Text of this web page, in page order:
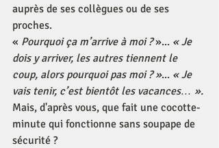
auprès de ses collègues ou de ses
proches.
« Pourquoi ça m’arrive à moi ? »... « Je
dois y arriver, les autres tiennent le
coup, alors pourquoi pas moi ? »... « Je
vais tenir, c’est bientôt les vacances… ».
Mais, d'après vous, que fait une cocotte-
minute qui fonctionne sans soupape de
sécurité ?